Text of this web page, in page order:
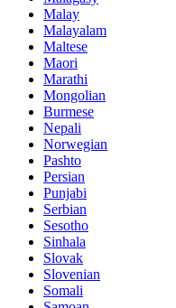
Malay
Malayalam
Maltese
Maori
Marathi
Mongolian
Burmese
Nepali
Norwegian
Pashto
Persian
Punjabi
Serbian
Sesotho
Sinhala
Slovak
Slovenian
Somali